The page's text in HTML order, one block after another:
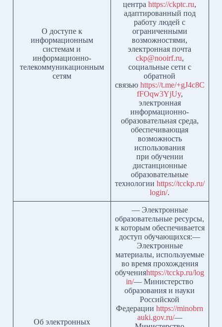
О доступе к
информационным
системам и
информационно-
телекоммуникационным
сетям
центраhttps://ckptc.ru,
адаптированный под
работу людей с
ограниченными
возможностями,
электронная почта
ckp@nooirf.ru,
социальные сети с
обратной
связью https://t.me/+gJ4c8C
fFOqw3YjUy,
электронная
информационно-
образовательная среда,
обеспечивающая
возможность
использования
при обучении
дистанционные
образовательные
технологии https://tcckp.ru/
login/.
Об электронных
— Электронные
образовательные ресурсы,
к которым обеспечивается
доступ обучающихся:—
Электронные
материалы, используемые
во время прохождения
обученияhttps://tcckp.ru/log
in/— Министерство
образования и науки
Российской
Федерацииhttps://minobrn
auki.gov.ru/—